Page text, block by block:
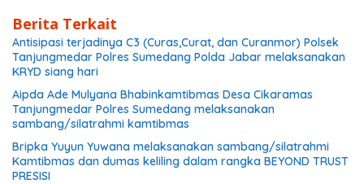
Berita Terkait
Antisipasi terjadinya C3 (Curas,Curat, dan Curanmor) Polsek
Tanjungmedar Polres Sumedang Polda Jabar melaksanakan
KRYD siang hari
Aipda Ade Mulyana Bhabinkamtibmas Desa Cikaramas
Tanjungmedar Polres Sumedang melaksanakan
sambang/silatrahmi kamtibmas
Bripka Yuyun Yuwana melaksanakan sambang/silatrahmi
Kamtibmas dan dumas keliling dalam rangka BEYOND TRUST
PRESISI